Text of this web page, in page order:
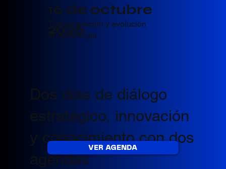
16 de octubre
2026
Transformación y evolución
en tecnología
Dos días de diálogo
estratégico, innovación
y conocimiento con dos
agendas
VER AGENDA